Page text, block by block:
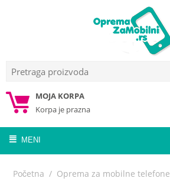
MOJA KORPA
Korpa je prazna
MENI
Početna / Oprema za mobilne telefone